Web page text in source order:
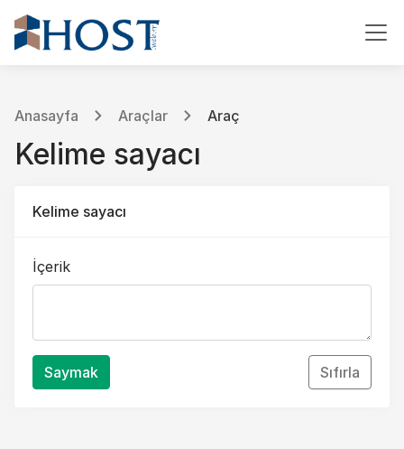
Anasayfa Araçlar Araç
Kelime sayacı
Kelime sayacı
İçerik
Saymak Sıfırla